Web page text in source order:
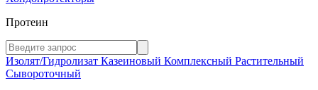
Протеин
Изолят/Гидролизат Казеиновый Комплексный Растительный
Сывороточный